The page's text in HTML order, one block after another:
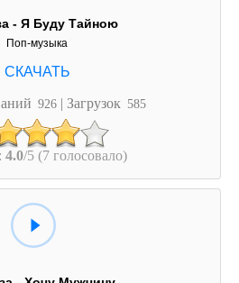
- Я Буду Тайною
Поп-музыка
926 | Загрузок 585
4.0/5 (7 голосовало)